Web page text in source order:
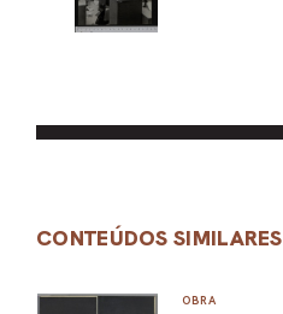
CONTEÚDOS SIMILARES
OBRA